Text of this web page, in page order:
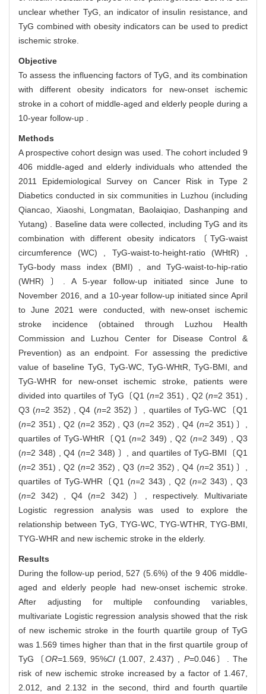
unclear whether TyG, an indicator of insulin resistance, and
TyG combined with obesity indicators can be used to predict
ischemic stroke.
Objective
To assess the influencing factors of TyG, and its combination
with different obesity indicators for new-onset ischemic
stroke in a cohort of middle-aged and elderly people during a
10-year follow-up .
Methods
A prospective cohort design was used. The cohort included 9
406 middle-aged and elderly individuals who attended the
2011 Epidemiological Survey on Cancer Risk in Type 2
Diabetics conducted in six communities in Luzhou (including
Qiancao, Xiaoshi, Longmatan, Baolaiqiao, Dashanping and
Yutang) . Baseline data were collected, including TyG and its
combination with different obesity indicators〔TyG-waist
circumference (WC) , TyG-waist-to-height-ratio (WHtR) ,
TyG-body mass index (BMI) , and TyG-waist-to-hip-ratio
(WHR) 〕. A 5-year follow-up initiated since June to
November 2016, and a 10-year follow-up initiated since April
to June 2021 were conducted, with new-onset ischemic
stroke incidence (obtained through Luzhou Health
Commission and Luzhou Center for Disease Control &
Prevention) as an endpoint. For assessing the predictive
value of baseline TyG, TyG-WC, TyG-WHtR, TyG-BMI, and
TyG-WHR for new-onset ischemic stroke, patients were
divided into quartiles of TyG〔Q1 (n=2 351) , Q2 (n=2 351) ,
Q3 (n=2 352) , Q4 (n=2 352) 〕, quartiles of TyG-WC〔Q1
(n=2 351) , Q2 (n=2 352) , Q3 (n=2 352) , Q4 (n=2 351) 〕,
quartiles of TyG-WHtR〔Q1 (n=2 349) , Q2 (n=2 349) , Q3
(n=2 348) , Q4 (n=2 348) 〕, and quartiles of TyG-BMI〔Q1
(n=2 351) , Q2 (n=2 352) , Q3 (n=2 352) , Q4 (n=2 351) 〕,
quartiles of TyG-WHR〔Q1 (n=2 343) , Q2 (n=2 343) , Q3
(n=2 342) , Q4 (n=2 342) 〕, respectively. Multivariate
Logistic regression analysis was used to explore the
relationship between TyG, TYG-WC, TYG-WTHR, TYG-BMI,
TYG-WHR and new ischemic stroke in the elderly.
Results
During the follow-up period, 527 (5.6%) of the 9 406 middle-
aged and elderly people had new-onset ischemic stroke.
After adjusting for multiple confounding variables,
multivariate Logistic regression analysis showed that the risk
of new ischemic stroke in the fourth quartile group of TyG
was 1.569 times higher than that in the first quartile group of
TyG〔OR=1.569, 95%CI(1.007, 2.437) , P=0.046〕. The
risk of new ischemic stroke increased by a factor of 1.467,
2.012, and 2.132 in the second, third and fourth quartile